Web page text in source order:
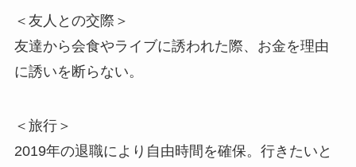
＜友人との交際＞
友達から会食やライブに誘われた際、お金を理由
に誘いを断らない。
＜旅行＞
2019年の退職により自由時間を確保。行きたいと